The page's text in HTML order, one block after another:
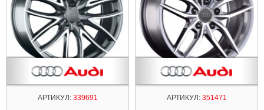
АРТИКУЛ:339691 АРТИКУЛ:351471